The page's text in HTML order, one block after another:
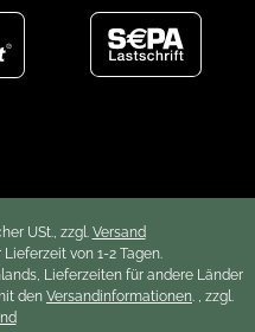
USt., zzgl. Versand
von 1-2 Tagen.
Lieferzeiten für andere Länder
den Versandinformationen. , zzgl.